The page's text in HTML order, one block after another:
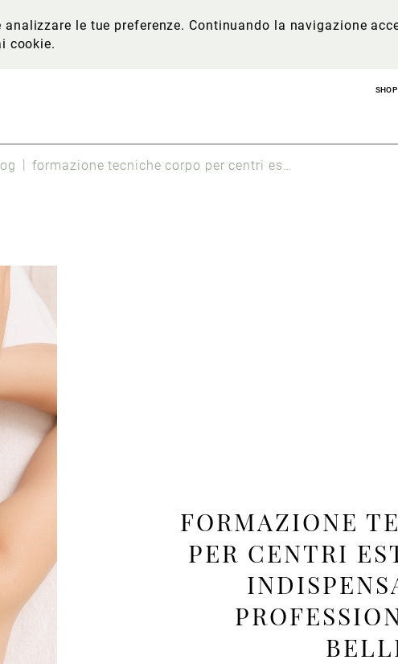
le tue preferenze. Continuando la navigazione
cookie.
SHOP
FORMAZIONE
PER CENTRI